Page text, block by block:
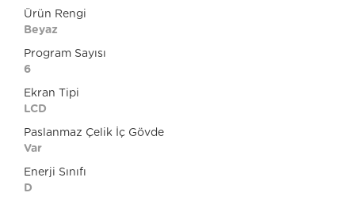
Ürün Rengi
Beyaz
Program Sayısı
6
Ekran Tipi
LCD
Paslanmaz Çelik İç Gövde
Var
Enerji Sınıfı
D